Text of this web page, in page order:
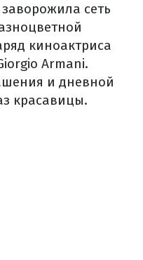
сеть
киноактриса
Armani.
и дневной
красавицы.